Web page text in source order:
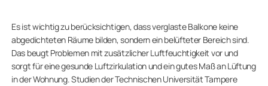
Es ist wichtig zu berücksichtigen, dass verglaste Balkone keine
abgedichteten Räume bilden, sondern ein belüfteter Bereich sind.
Das beugt Problemen mit zusätzlicher Luftfeuchtigkeit vor und
sorgt für eine gesunde Luftzirkulation und ein gutes Maß an Lüftung
in der Wohnung. Studien der Technischen Universität Tampere